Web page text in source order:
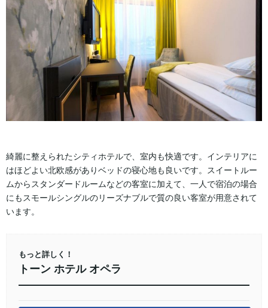
綺麗に整えられたシティホテルで、室内も快適です。インテリアに
はほどよい北欧感がありベッドの寝心地も良いです。スイートルー
ムからスタンダードルームなどの客室に加えて、一人で宿泊の場合
にもスモールシングルのリーズナブルで質の良い客室が用意されて
います。
もっと詳しく！
トーン ホテル オペラ